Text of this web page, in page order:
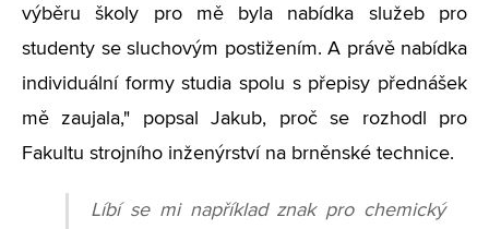
výběru školy pro mě byla nabídka služeb pro
studenty se sluchovým postižením. A právě nabídka
individuální formy studia spolu s přepisy přednášek
mě zaujala," popsal Jakub, proč se rozhodl pro
Fakultu strojního inženýrství na brněnské technice.
Líbí se mi například znak pro chemický